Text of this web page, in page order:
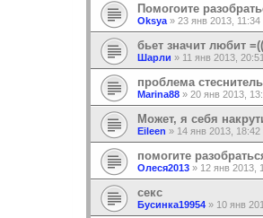
Помогоите
Oksya » 23 янв 2013, 11:34
бьет значит любит
Шарли » 11 янв 2013, 20:51
проблема
Marina88 » 20 янв 2013,
Может, я себя
Eileen » 14 янв 2013, 18:42
помогите
Олеся2013 » 12 янв 2013,
секс
Бусинка19954 » 10 янв